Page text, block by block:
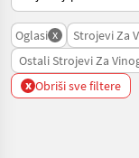
Oglasi x Strojevi Za
Ostali Strojevi Za
x Obriši sve filtere